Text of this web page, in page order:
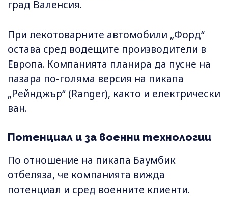
град Валенсия.
При лекотоварните автомобили „Форд“
остава сред водещите производители в
Европа. Компанията планира да пусне на
пазара по-голяма версия на пикапа
„Рейнджър“ (Ranger), както и електрически
ван.
Потенциал и за военни технологии
По отношение на пикапа Баумбик
отбеляза, че компанията вижда
потенциал и сред военните клиенти.